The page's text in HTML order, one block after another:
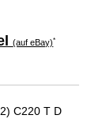
(auf eBay)*
C220 T D